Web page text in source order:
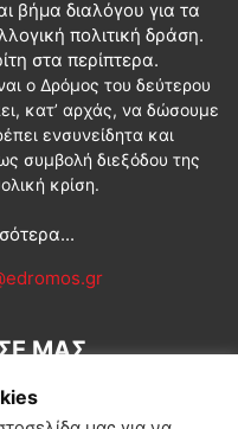
βήμα διαλόγου για τα
πολιτική δράση.
στα περίπτερα.
ο Δρόμος του δεύτερου
κατ’ αρχάς, να δώσουμε
ενσυνείδητα και
συμβολή διεξόδου της
κρίση.
ΜΑΣ